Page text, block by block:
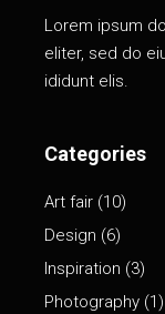
Lorem ipsum
eliter, sed do
ididunt elis.
Categories
Art fair (10)
Design (6)
Inspiration (3)
Photography (1)